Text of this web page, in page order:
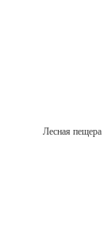
Лесная пещера